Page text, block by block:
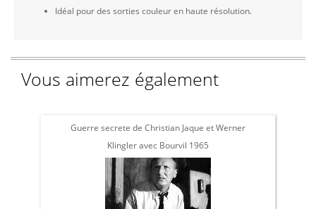
Idéal pour des sorties couleur en haute résolution.
Vous aimerez également
Guerre secrete de Christian Jaque et Werner
Klingler avec Bourvil 1965